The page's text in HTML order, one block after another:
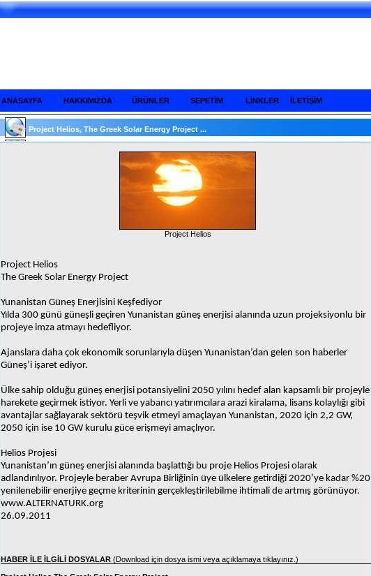
ANASAYFA HAKKIMIZDA ÜRÜNLER SEPETİM LİNKLER İLETİŞİM
Project Helios, The Greek Solar Energy Project ...
Project Helios
Project Helios
The Greek Solar Energy Project
Yunanistan Güneş Enerjisini Keşfediyor
Yılda 300 günü güneşli geçiren Yunanistan güneş enerjisi alanında uzun projeksiyonlu bir
projeye imza atmayı hedefliyor.
Ajanslara daha çok ekonomik sorunlarıyla düşen Yunanistan’dan gelen son haberler
Güneş’i işaret ediyor.
Ülke sahip olduğu güneş enerjisi potansiyelini 2050 yılını hedef alan kapsamlı bir projeyle
harekete geçirmek istiyor. Yerli ve yabancı yatırımcılara arazi kiralama, lisans kolaylığı gibi
avantajlar sağlayarak sektörü teşvik etmeyi amaçlayan Yunanistan, 2020 için 2,2 GW,
2050 için ise 10 GW kurulu güce erişmeyi amaçlıyor.
Helios Projesi
Yunanistan’ın güneş enerjisi alanında başlattığı bu proje Helios Projesi olarak
adlandırılıyor. Projeyle beraber Avrupa Birliğinin üye ülkelere getirdiği 2020’ye kadar %20
yenilenebilir enerjiye geçme kriterinin gerçekleştirilebilme ihtimali de artmış görünüyor.
www.ALTERNATURK.org
26.09.2011
HABER İLE İLGİLİ DOSYALAR (Download için dosya ismi veya açıklamaya tıklayınız.)